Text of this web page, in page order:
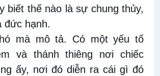
biết thế nào là sự chung thủy,
đức hạnh.
mà mô tả. Có một yếu tố
và thánh thiêng nơi chiếc
ấy, nơi đó diễn ra cái gì đó